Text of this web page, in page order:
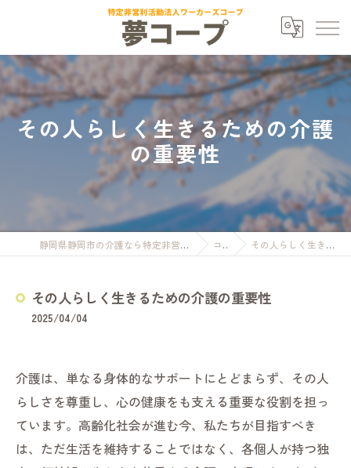
その人らしく生きるための介護
の重要性
静岡県静岡市の介護なら特定非営利活動法人ワーカーズコープ夢コープ コラム その人らしく生きるための介護の重要性
その人らしく生きるための介護の重要性
2025/04/04
介護は、単なる身体的なサポートにとどまらず、その人
らしさを尊重し、心の健康をも支える重要な役割を担っ
ています。高齢化社会が進む今、私たちが目指すべき
は、ただ生活を維持することではなく、各個人が持つ独